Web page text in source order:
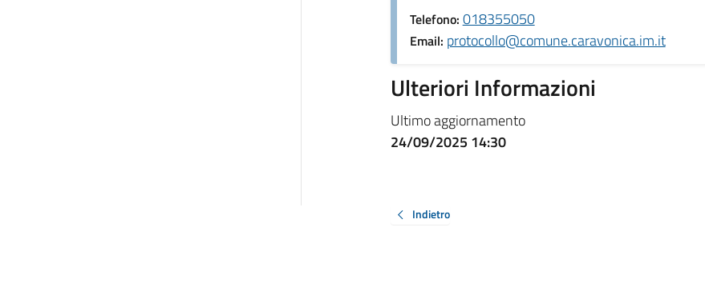
Telefono: 018355050
Email: protocollo@comune.caravonica.im.it
Ulteriori Informazioni
Ultimo aggiornamento
24/09/2025 14:30
Indietro